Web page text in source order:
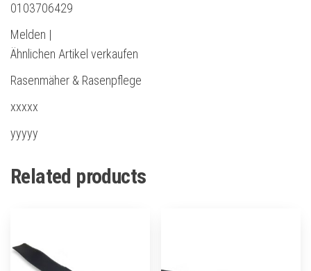
0103706429
Melden |
Ähnlichen Artikel verkaufen
Rasenmäher & Rasenpflege
xxxxx
yyyyy
Related products